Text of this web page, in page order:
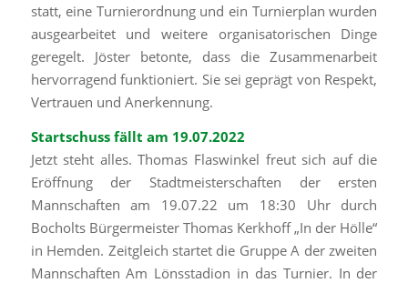
statt, eine Turnierordnung und ein Turnierplan wurden
ausgearbeitet und weitere organisatorischen Dinge
geregelt. Jöster betonte, dass die Zusammenarbeit
hervorragend funktioniert. Sie sei geprägt von Respekt,
Vertrauen und Anerkennung.
Startschuss fällt am 19.07.2022
Jetzt steht alles. Thomas Flaswinkel freut sich auf die
Eröffnung der Stadtmeisterschaften der ersten
Mannschaften am 19.07.22 um 18:30 Uhr durch
Bocholts Bürgermeister Thomas Kerkhoff „In der Hölle“
in Hemden. Zeitgleich startet die Gruppe A der zweiten
Mannschaften Am Lönsstadion in das Turnier. In der